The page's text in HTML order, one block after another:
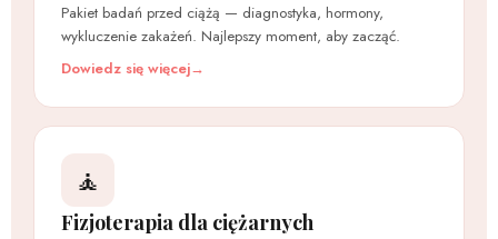
Pakiet badań przed ciążą — diagnostyka, hormony,
wykluczenie zakażeń. Najlepszy moment, aby zacząć.
Dowiedz się więcej
🧘
Fizjoterapia dla ciężarnych